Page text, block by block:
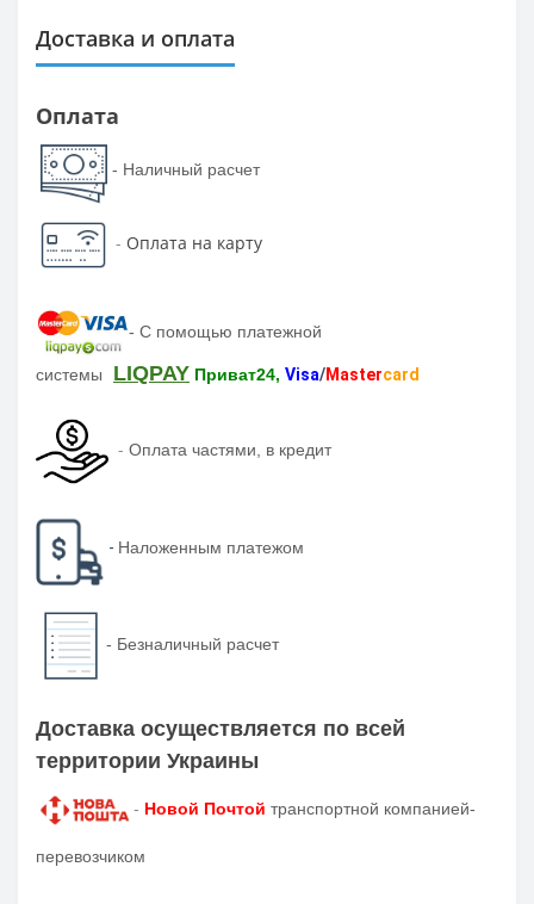
Доставка и оплата
Оплата
- Наличный расчет
- Оплата на карту
- С помощью платежной
системы LIQPAY Приват24, Visa/Mastercard
- Оплата частями, в кредит
- Наложенным платежом
- Безналичный расчет
Доставка осуществляется по всей
территории Украины
- Новой Почтой транспортной компанией-
перевозчиком